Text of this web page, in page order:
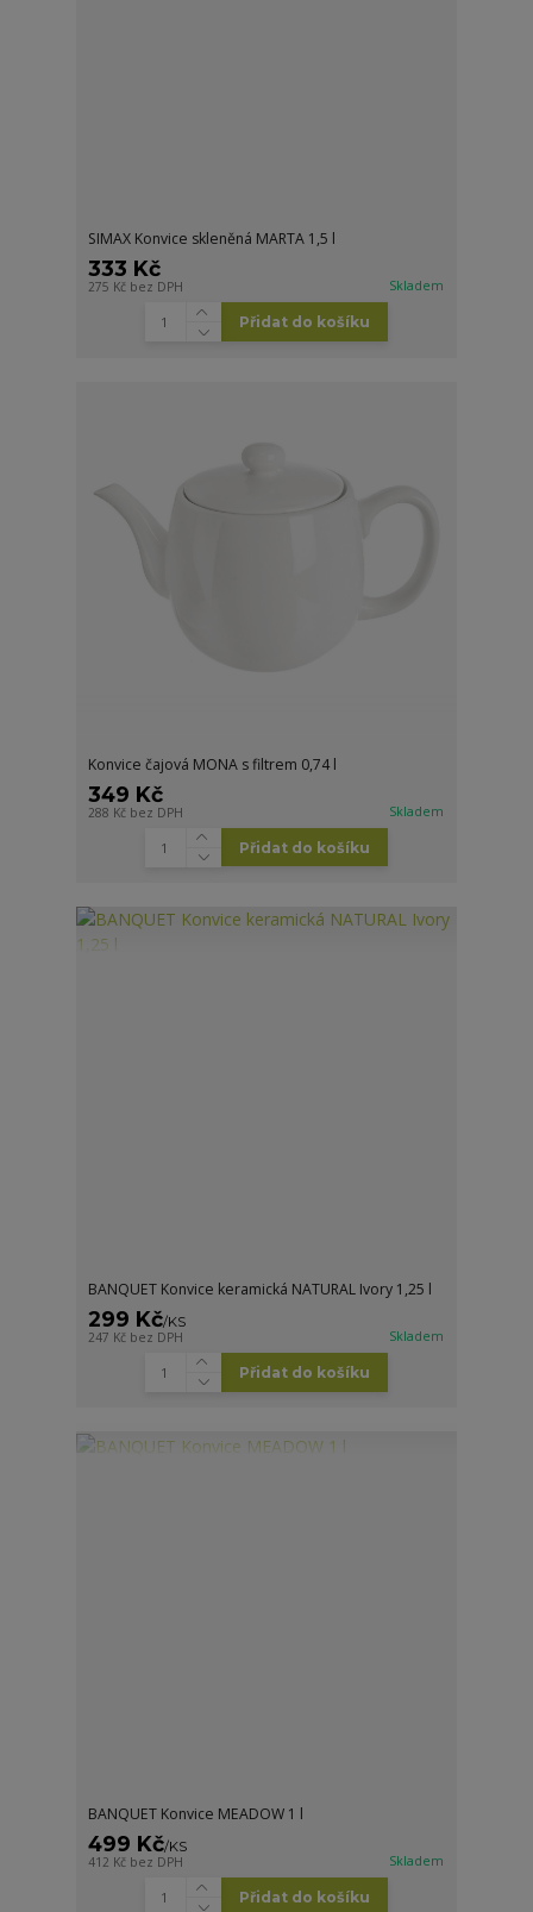
SIMAX Konvice skleněná MARTA 1,5 l
333 Kč
275 Kč bez DPH Skladem
Přidat do košíku
Konvice čajová MONA s filtrem 0,74 l
349 Kč
288 Kč bez DPH Skladem
Přidat do košíku
BANQUET Konvice keramická NATURAL Ivory 1,25 l
299 Kč/KS
247 Kč bez DPH Skladem
Přidat do košíku
BANQUET Konvice MEADOW 1 l
499 Kč/KS
412 Kč bez DPH Skladem
Přidat do košíku